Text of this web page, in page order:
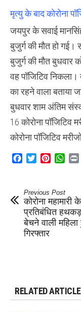
मृत्यु के बाद कोरोना
जयपुर के सवाई
बुजुर्ग की मौत हो गई।
बुजुर्ग की मौत बुधवार
वह पॉजिटिव
का रहने वाला बताया
बुधवार शाम अंतिम
16 कोरोना पॉजिटिव
कोरोना पॉजिटिव
Facebook
TwitterPinterest
Previous Post
कोरोना महामारी
प्रतिबंधित
बेचने वाली महिला
गिरफ्तार
RELATED